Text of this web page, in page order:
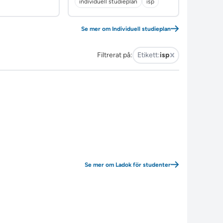
individuell studieplan isp
Se mer om Individuell studieplan
Filtrerat på: Etikett:isp
Se mer om Ladok för studenter